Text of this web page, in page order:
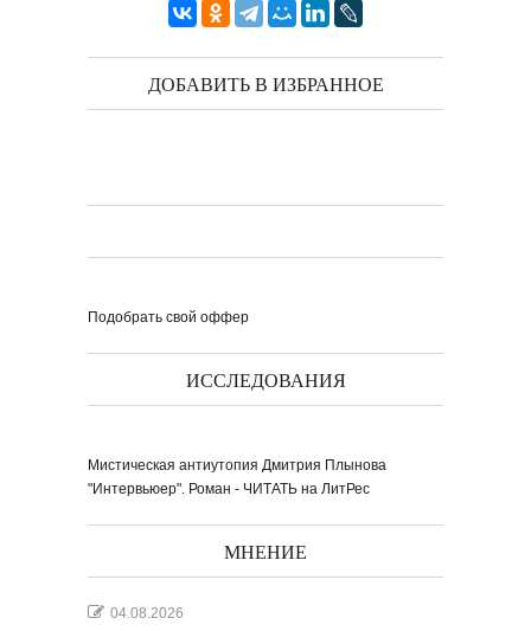
ДОБАВИТЬ В ИЗБРАННОЕ
Подобрать свой оффер
ИССЛЕДОВАНИЯ
Мистическая антиутопия Дмитрия Плынова
"Интервьюер". Роман - ЧИТАТЬ на ЛитРес
МНЕНИЕ
04.08.2026